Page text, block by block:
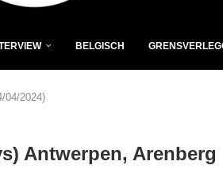
BELGISCH
04/2024)
Antwerpen, Arenberg